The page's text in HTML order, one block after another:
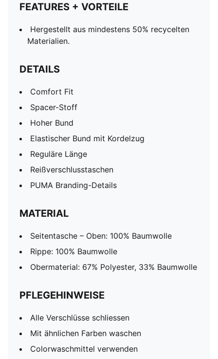
FEATURES + VORTEILE
Hergestellt aus mindestens 50% recycelten
Materialien.
DETAILS
Comfort Fit
Spacer-Stoff
Hoher Bund
Elastischer Bund mit Kordelzug
Reguläre Länge
Reißverschlusstaschen
PUMA Branding-Details
MATERIAL
Seitentasche – Oben: 100% Baumwolle
Rippe: 100% Baumwolle
Obermaterial: 67% Polyester, 33% Baumwolle
PFLEGEHINWEISE
Alle Verschlüsse schliessen
Mit ähnlichen Farben waschen
Colorwaschmittel verwenden